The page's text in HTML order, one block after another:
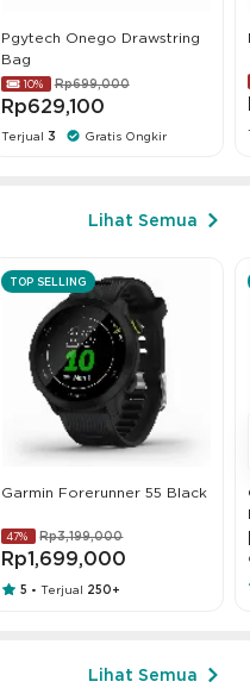
Pgytech Onego Drawstring
Bag
10% Rp699,000
Rp629,100
Terjual3 Gratis Ongkir
Lihat Semua
TOP SELLING
Garmin Forerunner 55 Black
47% Rp3,199,000
Rp1,699,000
5 • Terjual 250+
Lihat Semua